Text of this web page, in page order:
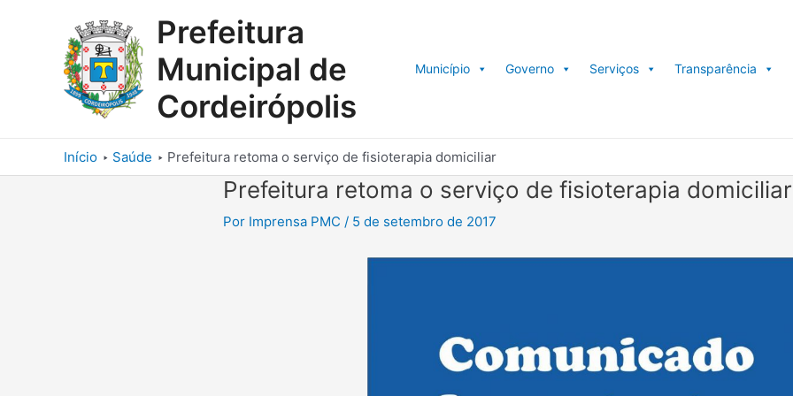
Prefeitura
Municipal de
Cordeirópolis
Município Governo Serviços Transparência
Início Saúde Prefeitura retoma o serviço de fisioterapia domiciliar
Prefeitura retoma o serviço de fisioterapia domiciliar
Por Imprensa PMC / 5 de setembro de 2017